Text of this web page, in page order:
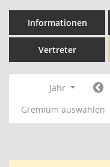
Informationen
Vertreter
Jahr
Gremium auswählen